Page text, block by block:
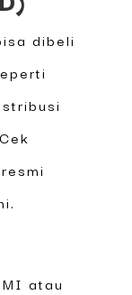
dibeli
atau